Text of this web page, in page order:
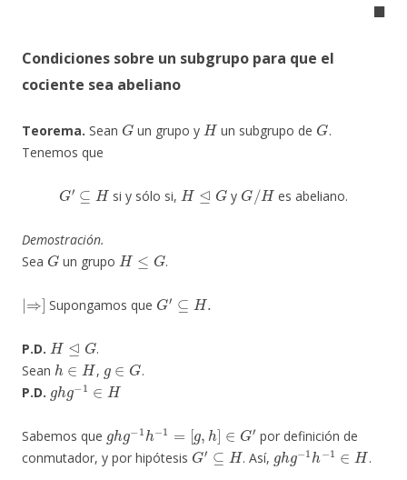
Condiciones sobre un subgrupo para que el
cociente sea abeliano
Teorema. Sean
G
un grupo y
H
un subgrupo de
G
.
Tenemos que
G′⊆
si y sólo si,
H⊴
y
G/ H
es abeliano.
Demostración.
Sea
G
un grupo
H≤
.
|⇒
Supongamos que
G′⊆ .
P.D.
H⊴
.
Sean
h ∈H
,
G
.
P.D.
gh g −1∈H
Sabemos que
h − 1 − [g h ] ′
por definición de
conmutador, y por hipótesis
G′⊆H
. Así,
g hg−1h−1∈H
.